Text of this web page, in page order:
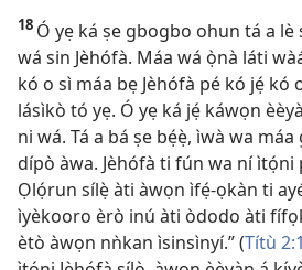
18 Ó yẹ ká ṣe gbogbo ohun tá a
wá sin Jèhófà. Máa wá ọ̀nà láti
kó o sì máa bẹ Jèhófà pé kó jẹ́ kó
lásìkò tó yẹ. Ó yẹ ká jẹ́ káwọn
ni wá. Tá a bá ṣe bẹ́ẹ̀, ìwà wa
dípò àwa. Jèhófà ti fún wa ní ìtọ́ni
Ọlọ́run sílẹ̀ àti àwọn ìfẹ́-ọkàn ti
ìyèkooro èrò inú àti òdodo àti
ètò àwọn nǹkan ìsinsìnyí.” (Títù